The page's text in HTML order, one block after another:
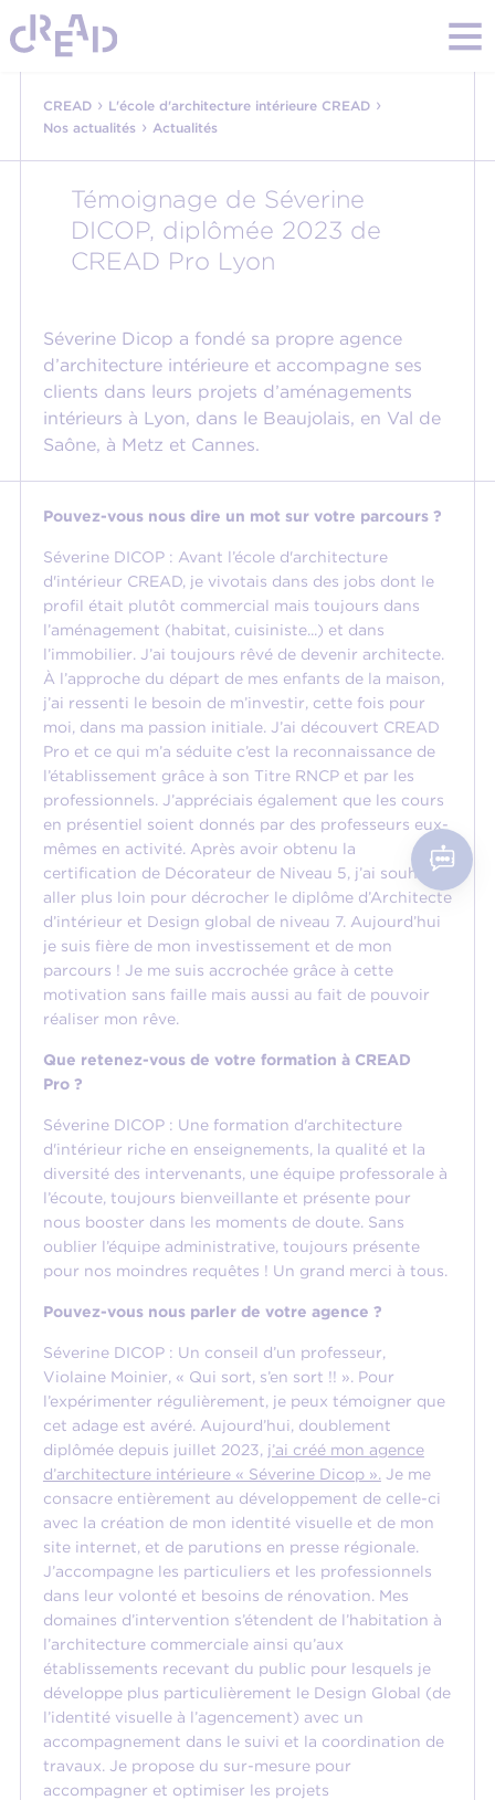
CREAD› L'école d'architecture intérieure CREAD›
Nos actualités› Actualités
Témoignage de Séverine
DICOP, diplômée 2023 de
CREAD Pro Lyon
Séverine Dicop a fondé sa propre agence
d’architecture intérieure et accompagne ses
clients dans leurs projets d’aménagements
intérieurs à Lyon, dans le Beaujolais, en Val de
Saône, à Metz et Cannes.
Pouvez-vous nous dire un mot sur votre parcours ?
Séverine DICOP : Avant l’école d'architecture
d'intérieur CREAD, je vivotais dans des jobs dont le
profil était plutôt commercial mais toujours dans
l’aménagement (habitat, cuisiniste...) et dans
l’immobilier. J’ai toujours rêvé de devenir architecte.
À l’approche du départ de mes enfants de la maison,
j’ai ressenti le besoin de m’investir, cette fois pour
moi, dans ma passion initiale. J’ai découvert CREAD
Pro et ce qui m’a séduite c’est la reconnaissance de
l’établissement grâce à son Titre RNCP et par les
professionnels. J’appréciais également que les cours
en présentiel soient donnés par des professeurs eux-
mêmes en activité. Après avoir obtenu la
certification de Décorateur de Niveau 5, j’ai souhaité
aller plus loin pour décrocher le diplôme d’Architecte
d’intérieur et Design global de niveau 7. Aujourd’hui
je suis fière de mon investissement et de mon
parcours ! Je me suis accrochée grâce à cette
motivation sans faille mais aussi au fait de pouvoir
réaliser mon rêve.
Que retenez-vous de votre formation à CREAD
Pro ?
Séverine DICOP : Une formation d'architecture
d'intérieur riche en enseignements, la qualité et la
diversité des intervenants, une équipe professorale à
l’écoute, toujours bienveillante et présente pour
nous booster dans les moments de doute. Sans
oublier l’équipe administrative, toujours présente
pour nos moindres requêtes ! Un grand merci à tous.
Pouvez-vous nous parler de votre agence ?
Séverine DICOP : Un conseil d’un professeur,
Violaine Moinier, « Qui sort, s’en sort !! ». Pour
l’expérimenter régulièrement, je peux témoigner que
cet adage est avéré. Aujourd’hui, doublement
diplômée depuis juillet 2023, j’ai créé mon agence
d’architecture intérieure « Séverine Dicop ». Je me
consacre entièrement au développement de celle-ci
avec la création de mon identité visuelle et de mon
site internet, et de parutions en presse régionale.
J’accompagne les particuliers et les professionnels
dans leur volonté et besoins de rénovation. Mes
domaines d’intervention s’étendent de l’habitation à
l’architecture commerciale ainsi qu’aux
établissements recevant du public pour lesquels je
développe plus particulièrement le Design Global (de
l’identité visuelle à l’agencement) avec un
accompagnement dans le suivi et la coordination de
travaux. Je propose du sur-mesure pour
accompagner et optimiser les projets